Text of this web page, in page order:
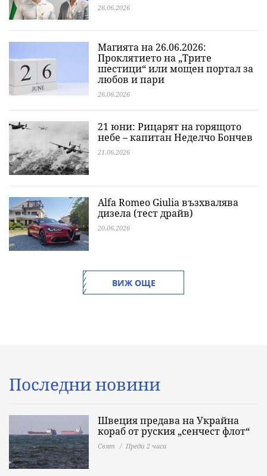
26.06.2026
Магията на 26.06.2026:
Проклятието на „Трите
шестици“ или мощен портал за
любов и пари
26.06.2026
21 юни: Рицарят на горящото
небе – капитан Неделчо Бончев
21.06.2026
Alfa Romeo Giulia възхвалява
дизела (тест драйв)
20.06.2026
ВИЖ ОЩЕ
Последни новини
Швеция предава на Украйна
кораб от руския „сенчест флот“
Свят Преди 2 часа